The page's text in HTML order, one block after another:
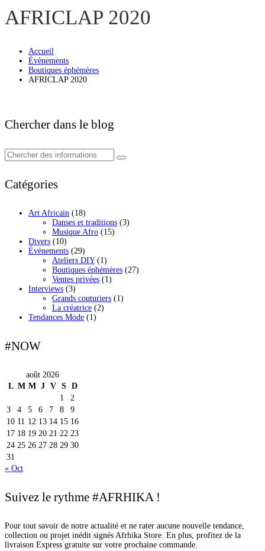
AFRICLAP 2020
Accueil
Évènements
Boutiques éphémères
AFRICLAP 2020
Chercher dans le blog
Catégories
Art Africain (18)
Danses et traditions (3)
Musique Afro (15)
Divers (10)
Évènements (29)
Ateliers DIY (1)
Boutiques éphémères (27)
Ventes privées (1)
Interviews (3)
Grands couturiers (1)
La créatrice (2)
Tendances Mode (1)
#NOW
août 2026
L M M J V S D
1
2
3
4 5 6 7 8
9
10 11 12 13 14 15 16
17 18 19 20 21 22 23
24 25 26 27 28 29 30
31
« Oct
Suivez le rythme #AFRHIKA !
Pour tout savoir de notre actualité et ne rater aucune nouvelle tendance,
collection ou projet inédit signés Afrhika Store. En plus, profitez de la
livraison Express gratuite sur votre prochaine commande.